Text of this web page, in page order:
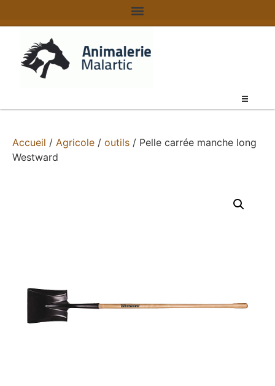
Accueil / Agricole / outils / Pelle carrée manche long
Westward